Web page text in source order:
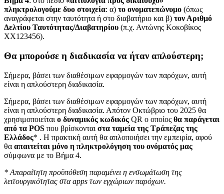
πληκτρολογούμε δυο στοιχεία: α) το ονοματεπώνυμο (όπως
αναγράφεται στην ταυτότητα ή στο διαβατήριο και β) τον Αριθμό
Δελτίου Ταυτότητας/Διαβατηρίου (π.χ. Αντώνης Κοκοβίκος
ΧΧ123456).
Θα μπορούσε η διαδικασία να ήταν απλούστερη;
Σήμερα, βάσει των διαθέσιμων εφαρμογών των παρόχων, αυτή
είναι η απλούστερη διαδικασία.
Σήμερα, βάσει των διαθέσιμων εφαρμογών των παρόχων, αυτή
είναι η απλούστερη διαδικασία. Απότον Οκτώβριο του 2025 θα
χρησιμοποιείται ο δυναμικός κωδικός QR ο οποίος θα παράγεται
από τα POS που βρίσκονται στα ταμεία της Τράπεζας της
Ελλάδος* . Η πρακτική αυτή θα απλοποιήσει την εμπειρία, αφού
θα απαιτείται μόνο η πληκτρολόγηση του ονόματός μας
σύμφωνα με το Βήμα 4.
* Απαραίτητη προϋπόθεση παραμένει η ενσωμάτωση της
λειτουργικότητας στα apps των εγχώριων παρόχων.